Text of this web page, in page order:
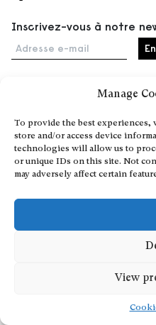
Manage
To provide the best
store and/or access device
technologies will allow us to
or unique IDs on this site. Not
may adversely affect certain
View
Inscrivez-vous à notre
Adresse e-mail
Événements
À propos
Partenaires
Confidentialité et
Communiquer votre
Devenez contributeur